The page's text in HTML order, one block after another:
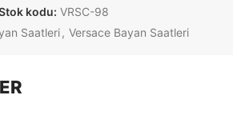
kodu: VRSC-98
Saatleri, Versace Bayan Saatleri